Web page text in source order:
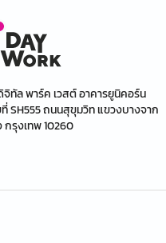
ดิจิทัล พาร์ค เวสต์ อาคารยูนิคอร์น
SH555 ถนนสุขุมวิท แขวงบางจาก
กรุงเทพ 10260